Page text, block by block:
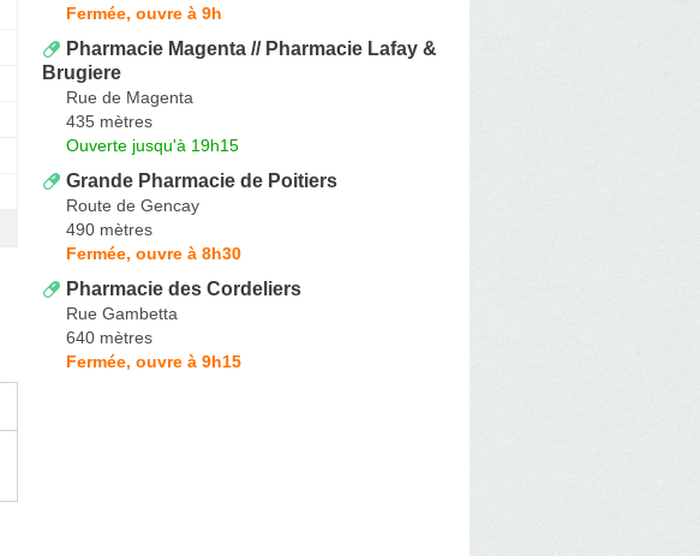
Fermée, ouvre à 9h
Pharmacie Magenta // Pharmacie Lafay &
Brugiere
Rue de Magenta
435 mètres
Ouverte jusqu'à 19h15
Grande Pharmacie de Poitiers
Route de Gencay
490 mètres
Fermée, ouvre à 8h30
Pharmacie des Cordeliers
Rue Gambetta
640 mètres
Fermée, ouvre à 9h15